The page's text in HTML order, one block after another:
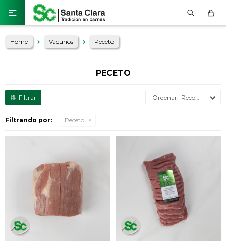

Home Vacunos Peceto
PECETO
Recomendados
Filtrando por: Peceto